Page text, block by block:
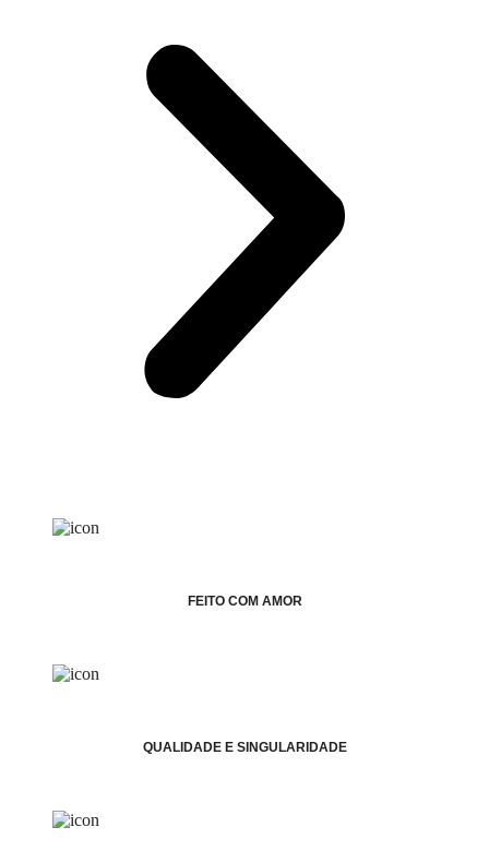
FEITO COM AMOR
QUALIDADE E SINGULARIDADE